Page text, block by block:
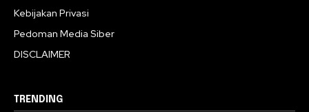
Kebijakan Privasi
Pedoman Media Siber
DISCLAIMER
TRENDING